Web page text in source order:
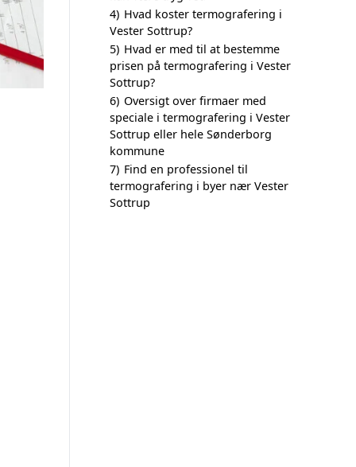
4) Hvad koster termografering i
Vester Sottrup?
5) Hvad er med til at bestemme
prisen på termografering i Vester
Sottrup?
6) Oversigt over firmaer med
speciale i termografering i Vester
Sottrup eller hele Sønderborg
kommune
7) Find en professionel til
termografering i byer nær Vester
Sottrup